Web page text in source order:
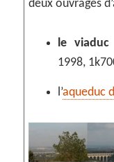
deux ouvrages
le viaduc
1998,
l’aqueduc